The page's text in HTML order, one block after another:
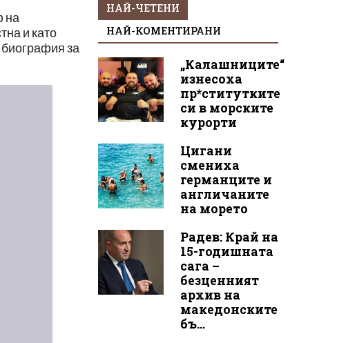
на
и като
за
НАЙ-ЧЕТЕНИ
НАЙ-КОМЕНТИРАНИ
„Калашниците“
изнесоха
пр*ститутките
си в морските
курорти
Цигани
смениха
германците и
англичаните
на морето
Радев: Край на
15-годишната
сага –
безценният
архив на
македонските
бъ...